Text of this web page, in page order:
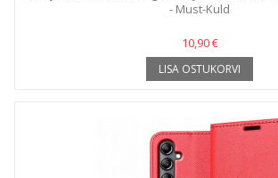
- Must-Kuld
10,90 €
LISA OSTUKORVI